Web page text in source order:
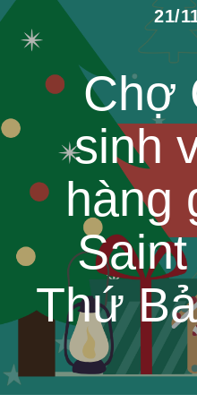
21/
Chợ
sinh
hàng
Thứ